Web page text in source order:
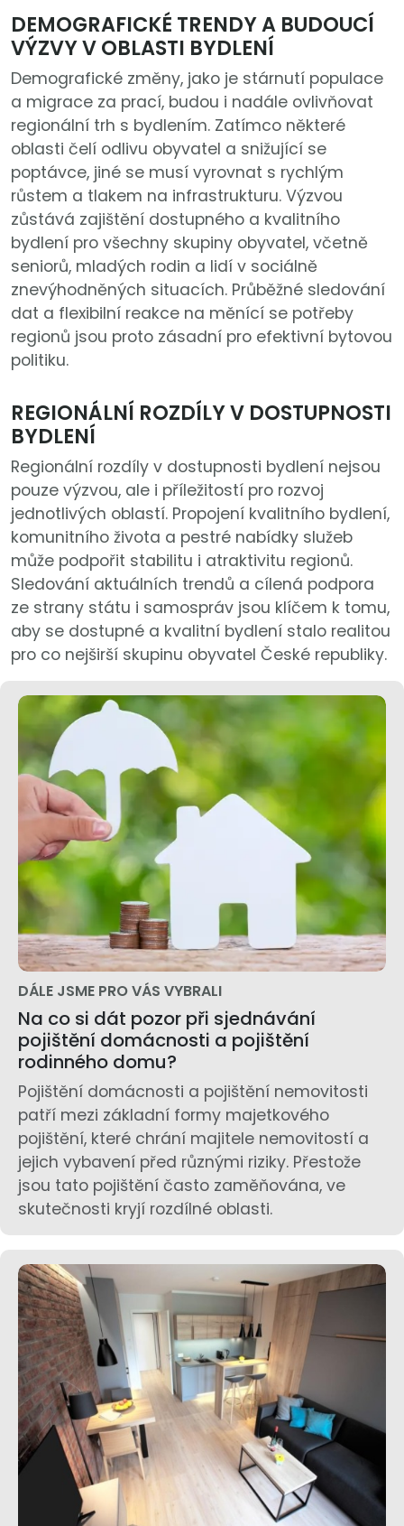
DEMOGRAFICKÉ TRENDY A BUDOUCÍ
VÝZVY V OBLASTI BYDLENÍ
Demografické změny, jako je stárnutí populace
a migrace za prací, budou i nadále ovlivňovat
regionální trh s bydlením. Zatímco některé
oblasti čelí odlivu obyvatel a snižující se
poptávce, jiné se musí vyrovnat s rychlým
růstem a tlakem na infrastrukturu. Výzvou
zůstává zajištění dostupného a kvalitního
bydlení pro všechny skupiny obyvatel, včetně
seniorů, mladých rodin a lidí v sociálně
znevýhodněných situacích. Průběžné sledování
dat a flexibilní reakce na měnící se potřeby
regionů jsou proto zásadní pro efektivní bytovou
politiku.
REGIONÁLNÍ ROZDÍLY V DOSTUPNOSTI
BYDLENÍ
Regionální rozdíly v dostupnosti bydlení nejsou
pouze výzvou, ale i příležitostí pro rozvoj
jednotlivých oblastí. Propojení kvalitního bydlení,
komunitního života a pestré nabídky služeb
může podpořit stabilitu i atraktivitu regionů.
Sledování aktuálních trendů a cílená podpora
ze strany státu i samospráv jsou klíčem k tomu,
aby se dostupné a kvalitní bydlení stalo realitou
pro co nejširší skupinu obyvatel České republiky.
DÁLE JSME PRO VÁS VYBRALI
Na co si dát pozor při sjednávání
pojištění domácnosti a pojištění
rodinného domu?
Pojištění domácnosti a pojištění nemovitosti
patří mezi základní formy majetkového
pojištění, které chrání majitele nemovitostí a
jejich vybavení před různými riziky. Přestože
jsou tato pojištění často zaměňována, ve
skutečnosti kryjí rozdílné oblasti.